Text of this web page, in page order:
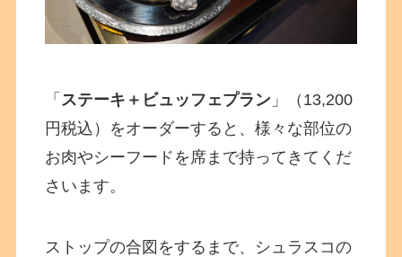
「 ステーキ＋ビュッフェプラン 」（13,200
円税込）をオーダーすると、様々な部位の
お肉やシーフードを席まで持ってきてくだ
さいます。
ストップの合図をするまで、シュラスコの